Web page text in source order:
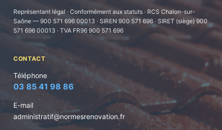
Représentant légal · Conformément aux statuts · RCS Chalon-sur-
Saône — 900 571 696 00013 · SIREN 900 571 696 · SIRET (siège) 900
571 696 00013 · TVA FR96 900 571 696
CONTACT
Téléphone
03 85 41 98 86
E-mail
administratif@normesrenovation.fr